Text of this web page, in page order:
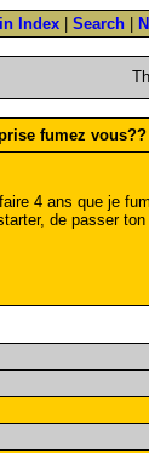
Index Search
fumez vous??
4 ans que je
de passer